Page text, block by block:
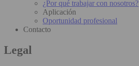
¿Por qué trabajar con nosotros?
Aplicación
Oportunidad profesional
Contacto
Legal